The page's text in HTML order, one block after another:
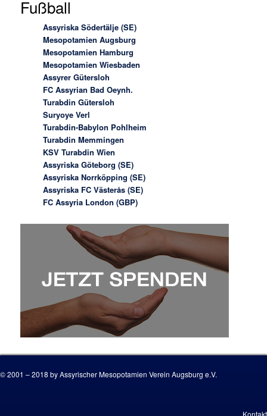
Fußball
Assyriska Södertälje (SE)
Mesopotamien Augsburg
Mesopotamien Hamburg
Mesopotamien Wiesbaden
Assyrer Gütersloh
FC Assyrian Bad Oeynh.
Turabdin Gütersloh
Suryoye Verl
Turabdin-Babylon Pohlheim
Turabdin Memmingen
KSV Turabdin Wien
Assyriska Göteborg (SE)
Assyriska Norrköpping (SE)
Assyriska FC Västerås (SE)
FC Assyria London (GBP)
© 2001 – 2018 by Assyrischer Mesopotamien Verein Augsburg e.V.
Kontakt